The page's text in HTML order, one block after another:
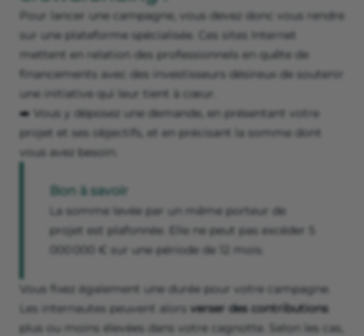
Pour lancer une campagne, vous devez donc vous rendre
sur une plateforme spécialisée. Ces sites Internet
mettent en relation des professionnels en quête de
financements avec des investisseurs désireux de soutenir
une initiative qui leur tient à cœur.
➡️ Vous y déposez une demande, en présentant votre
projet et ses objectifs, et en précisant la somme dont
vous avez besoin.
Bon à savoir
La somme levée par un même porteur de
projet est plafonnée. Elle ne peut pas excéder 5
000 000 € sur une période de 12 mois.
Vous fixez également une durée pour votre campagne.
Les internautes peuvent alors verser des contributions
plus ou moins élevées dans votre cagnotte. Selon les cas,